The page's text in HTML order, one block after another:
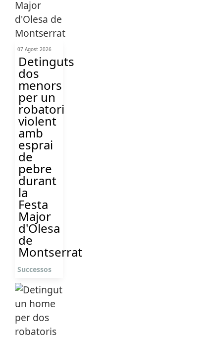
07 Agost 2026
Detinguts
dos
menors
per un
robatori
violent
amb
esprai
de
pebre
durant
la
Festa
Major
d'Olesa
de
Montserrat
Successos